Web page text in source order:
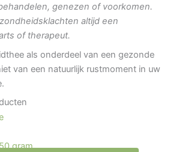
genezen of voorkomen.
altijd een
of therapeut.
als onderdeel van een gezonde
van een natuurlijk rustmoment in uw
gram.